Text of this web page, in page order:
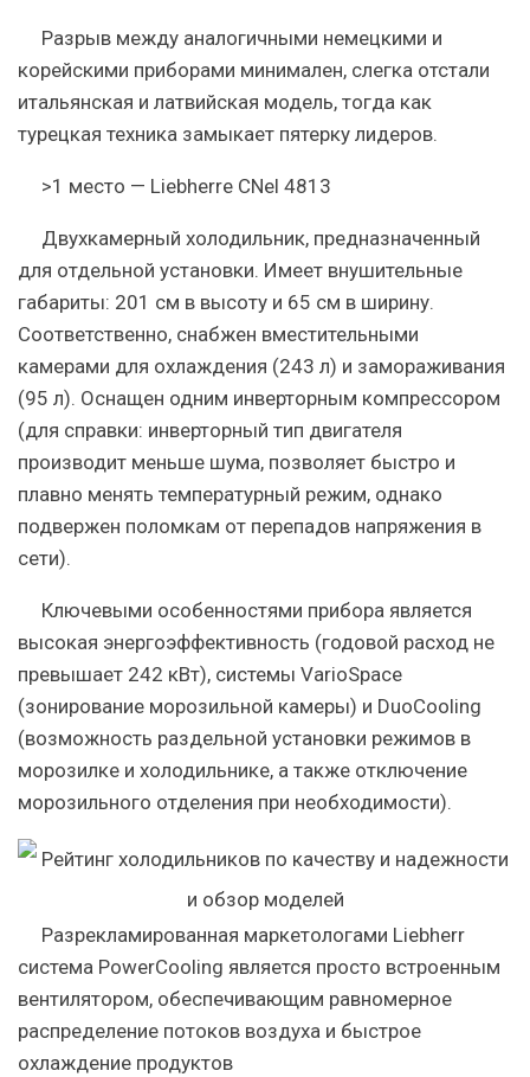
Разрыв между аналогичными немецкими и
корейскими приборами минимален, слегка отстали
итальянская и латвийская модель, тогда как
турецкая техника замыкает пятерку лидеров.
>1 место — Liebherre CNel 4813
Двухкамерный холодильник, предназначенный
для отдельной установки. Имеет внушительные
габариты: 201 см в высоту и 65 см в ширину.
Соответственно, снабжен вместительными
камерами для охлаждения (243 л) и замораживания
(95 л). Оснащен одним инверторным компрессором
(для справки: инверторный тип двигателя
производит меньше шума, позволяет быстро и
плавно менять температурный режим, однако
подвержен поломкам от перепадов напряжения в
сети).
Ключевыми особенностями прибора является
высокая энергоэффективность (годовой расход не
превышает 242 кВт), системы VarioSpace
(зонирование морозильной камеры) и DuoCooling
(возможность раздельной установки режимов в
морозилке и холодильнике, а также отключение
морозильного отделения при необходимости).
Разрекламированная маркетологами Liebherr
система PowerCooling является просто встроенным
вентилятором, обеспечивающим равномерное
распределение потоков воздуха и быстрое
охлаждение продуктов